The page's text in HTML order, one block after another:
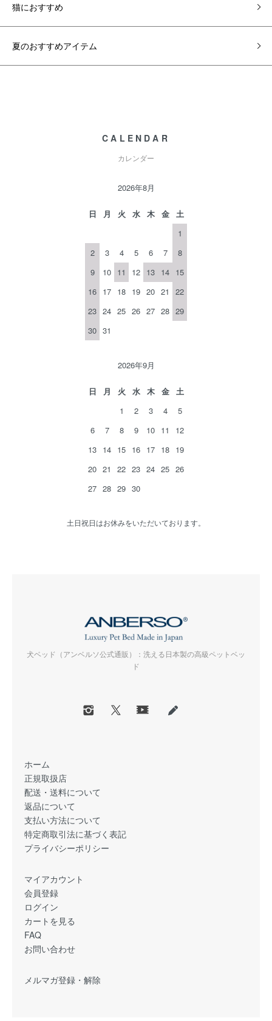
猫におすすめ
夏のおすすめアイテム
CALENDAR
カレンダー
2026年8月
日 月 火 水 木 金
土
1
2
3 4 5 6 7
8
9
10 11 12 13 14 15
16 17 18 19 20 21
22
23 24 25 26 27 28 29
30 31
2026年9月
日 月 火 水 木 金
土
1
2 3 4
5
6
7 8 9 10 11
12
13 14 15 16 17 18 19
20 21 22 23 24 25 26
27 28 29 30
土日祝日はお休みをいただいております。
犬ベッド（アンベルソ公式通販）：洗える日本製の高級ペットベッ
ド
ホーム
正規取扱店
配送・送料について
返品について
支払い方法について
特定商取引法に基づく表記
プライバシーポリシー
マイアカウント
会員登録
ログイン
カートを見る
FAQ
お問い合わせ
メルマガ登録・解除